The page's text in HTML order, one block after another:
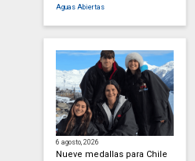
Aguas Abiertas
6 agosto, 2026
Nueve medallas para Chile